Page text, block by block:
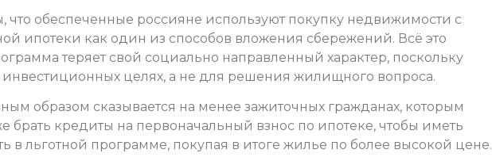
что обеспеченные россияне используют покупку недвижимости с
ипотеки как один из способов вложения сбережений. Всё это
теряет свой социально направленный характер, поскольку
инвестиционных целях, а не для решения жилищного вопроса.
образом сказывается на менее зажиточных гражданах, которым
брать кредиты на первоначальный взнос по ипотеке, чтобы иметь
в льготной программе, покупая в итоге жилье по более высокой цене.